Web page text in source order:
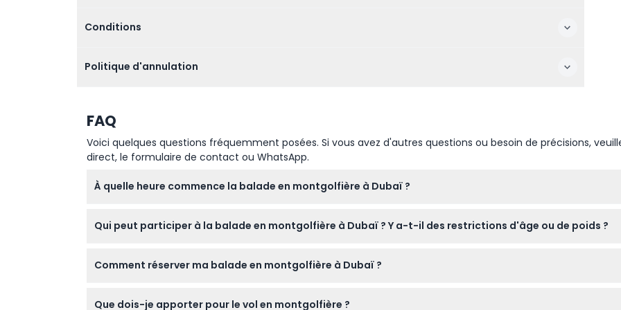
Conditions
Politique d'annulation
FAQ
Voici quelques questions fréquemment posées. Si vous avez d'autres questions ou besoin de précisions,
direct, le formulaire de contact ou WhatsApp.
À quelle heure commence la balade en montgolfière à Dubaï ?
environ 4 à 5 heures (sous réserve de modifications — veuillez confirmer au moment de la réservation).
Qui peut participer à la balade en montgolfière à Dubaï ? Y a-t-il des restrictions d'âge ou de poids ?
décharge, et toute personne pesant plus de 120 kg se verra facturer le double. Les femmes enceintes et les
Comment réserver ma balade en montgolfière à Dubaï ?
complétant le processus de réservation en ligne.
Que dois-je apporter pour le vol en montgolfière ?